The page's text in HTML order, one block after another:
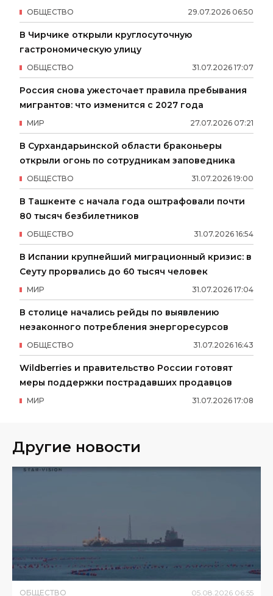
29.07.2026 06:50
ОБЩЕСТВО
В Чирчике открыли круглосуточную
гастрономическую улицу
31.07.2026 17:07
ОБЩЕСТВО
Россия снова ужесточает правила пребывания
мигрантов: что изменится с 2027 года
27.07.2026 07:21
МИР
В Сурхандарьинской области браконьеры
открыли огонь по сотрудникам заповедника
31.07.2026 19:00
ОБЩЕСТВО
В Ташкенте с начала года оштрафовали почти
80 тысяч безбилетников
31.07.2026 16:54
ОБЩЕСТВО
В Испании крупнейший миграционный кризис: в
Сеуту прорвались до 60 тысяч человек
31.07.2026 17:04
МИР
В столице начались рейды по выявлению
незаконного потребления энергоресурсов
31.07.2026 16:43
ОБЩЕСТВО
Wildberries и правительство России готовят
меры поддержки пострадавших продавцов
31.07.2026 17:08
МИР
Другие новости
ОБЩЕСТВО 05.08.2026 06:55